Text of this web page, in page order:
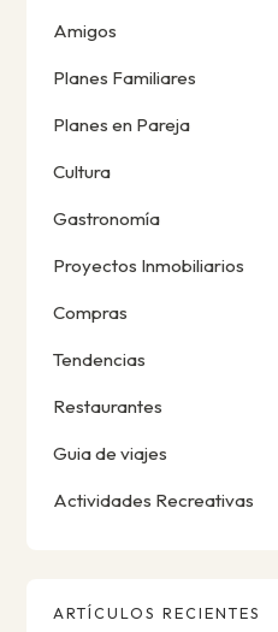
Amigos
Planes Familiares
Planes en Pareja
Cultura
Gastronomía
Proyectos Inmobiliarios
Compras
Tendencias
Restaurantes
Guia de viajes
Actividades Recreativas
ARTÍCULOS RECIENTES